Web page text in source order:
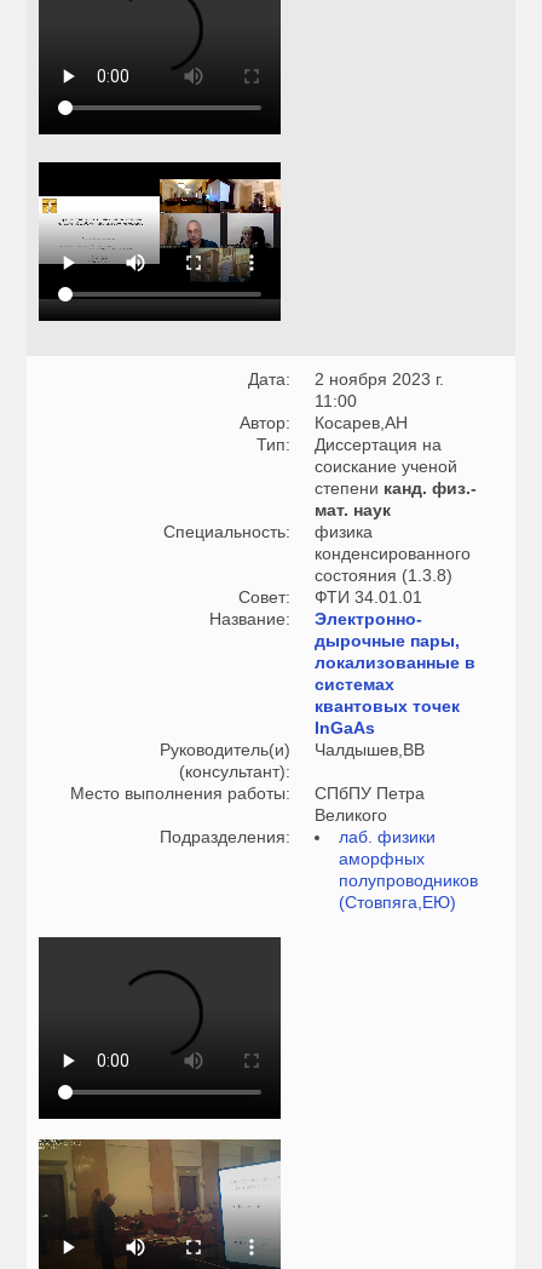
Дата:
2 ноября 2023 г.
11:00
Автор:
Косарев,АН
Тип:
Диссертация на
соискание ученой
степени канд. физ.-
мат. наук
Специальность:
физика
конденсированного
состояния (1.3.8)
Совет:
ФТИ 34.01.01
Название:
Электронно-
дырочные пары,
локализованные в
системах
квантовых точек
InGaAs
Руководитель(и)
(консультант):
Чалдышев,ВВ
Место выполнения работы:
СПбПУ Петра
Великого
Подразделения:
лаб. физики
аморфных
полупроводников
(Стовпяга,ЕЮ)